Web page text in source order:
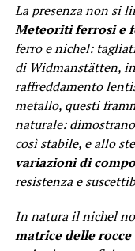
La presenza non si
Meteoriti ferrosi e
ferro e nichel:
di Widmanstätten,
raffreddamento
metallo, questi
naturale:
così stabile, e allo
variazioni di
resistenza e
In natura il nichel
matrice delle rocce